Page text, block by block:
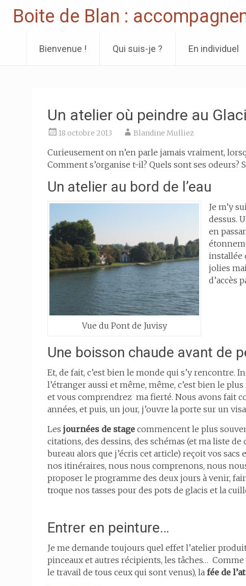
Boite de Blan :
Bienvenue ! Qui suis-je ? En individuel
Un atelier où peindre au
18 octobre 2013 Blandine Mulliez
Curieusement on n’en parle jamais vraiment,
Comment s’organise t-il? Quels sont ses odeurs?
Un atelier au bord de l’eau
Vue du Pont de Juvisy
Je m’y
dessus.
en
installée
jolies
d’accès
Une boisson chaude avant de
Et, de fait, c’est bien le monde qui s’y rencontre.
l’étranger aussi et même, même, c’est bien le
et vous comprendrez ma fierté. Nous avons fait
années, et puis, un jour, j’ouvre la porte sur un
Les journées de stage commencent le plus
citations, des dessins, des schémas (et ma liste
bureau alors que j’écris cet article) reçoit vos
nos itinéraires, nous nous comprenons, nous
proposer le programme des deux jours à venir,
troque nos tasses pour des pots de glacis et la
Entrer en peinture…
Je me demande toujours quel effet l’atelier
pinceaux et autres récipients, les tâches…
le travail de tous ceux qui sont venus), la fée de